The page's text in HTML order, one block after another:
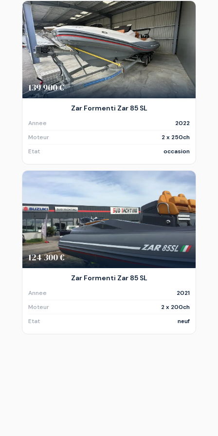
139 900 €
Zar Formenti Zar 85 SL
Annee
2022
Moteur
2 x 250ch
Etat
occasion
124 300 €
Zar Formenti Zar 85 SL
Annee
2021
Moteur
2 x 200ch
Etat
neuf